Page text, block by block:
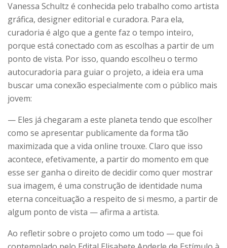
Vanessa Schultz é conhecida pelo trabalho como artista
gráfica, designer editorial e curadora. Para ela,
curadoria é algo que a gente faz o tempo inteiro,
porque está conectado com as escolhas a partir de um
ponto de vista. Por isso, quando escolheu o termo
autocuradoria para guiar o projeto, a ideia era uma
buscar uma conexão especialmente com o público mais
jovem:
— Eles já chegaram a este planeta tendo que escolher
como se apresentar publicamente da forma tão
maximizada que a vida online trouxe. Claro que isso
acontece, efetivamente, a partir do momento em que
esse ser ganha o direito de decidir como quer mostrar
sua imagem, é uma construção de identidade numa
eterna conceituação a respeito de si mesmo, a partir de
algum ponto de vista — afirma a artista.
Ao refletir sobre o projeto como um todo — que foi